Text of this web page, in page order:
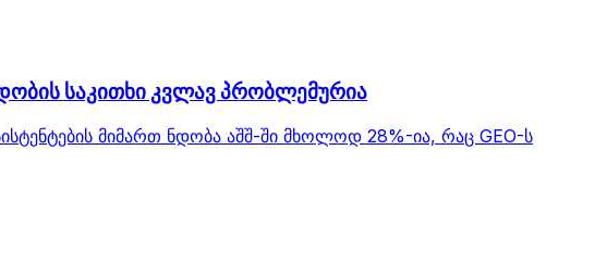
საკითხი კვლავ პრობლემურია
მიმართ ნდობა აშშ-ში მხოლოდ 28%-ია, რაც GEO-ს